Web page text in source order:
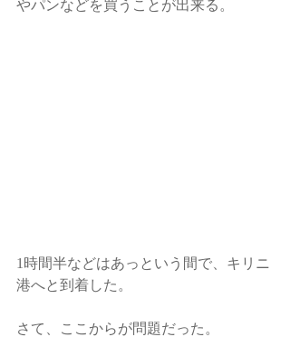
やパンなどを買うことが出来る。
1時間半などはあっという間で、キリニ
港へと到着した。
さて、ここからが問題だった。